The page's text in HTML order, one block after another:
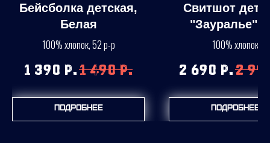
Бейсболка детская,
Белая
100% хлопок, 52 р-р
1 390 р.1 490 р.
Подробнее
Свитшот
"Зауралье"
темно-
100% хлопок
2 690 р.2
Подробнее